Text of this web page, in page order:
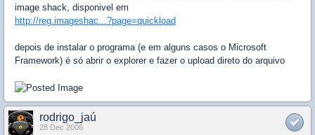
image shack, disponivel em
http://reg.imageshac...?page=quickload
depois de instalar o programa (e em alguns casos o Microsoft
Framework) é só abrir o explorer e fazer o upload direto do arquivo
rodrigo_jaú
28 Dec 2006